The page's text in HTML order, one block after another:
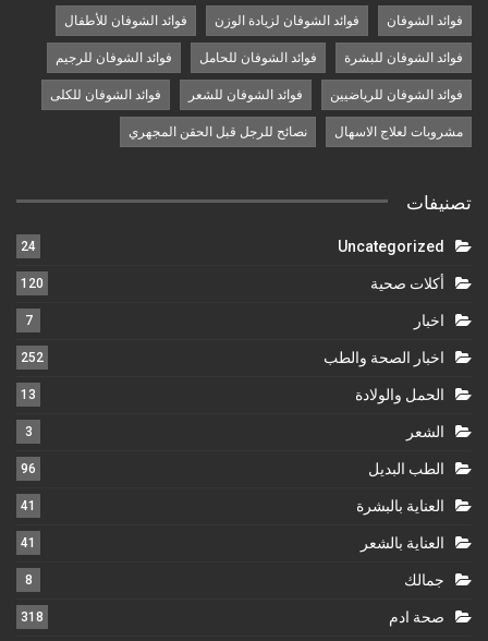
فوائد الشوفان فوائد الشوفان لزيادة الوزن فوائد الشوفان للأطفال
فوائد الشوفان للبشرة فوائد الشوفان للحامل فوائد الشوفان للرجيم
فوائد الشوفان للرياضيين فوائد الشوفان للشعر فوائد الشوفان للكلى
مشروبات لعلاج الاسهال نصائح للرجل قبل الحقن المجهري
تصنيفات
Uncategorized
24
أكلات صحية 120
اخبار 7
اخبار الصحة والطب 252
الحمل والولادة 13
الشعر 3
الطب البديل 96
العناية بالبشرة 41
العناية بالشعر 41
جمالك 8
صحة ادم 318